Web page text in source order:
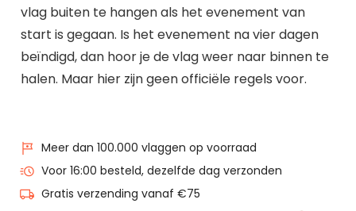
vlag buiten te hangen als het evenement van
start is gegaan. Is het evenement na vier dagen
beïndigd, dan hoor je de vlag weer naar binnen te
halen. Maar hier zijn geen officiële regels voor.
Meer dan 100.000 vlaggen op voorraad
Voor 16:00 besteld, dezelfde dag verzonden
Gratis verzending vanaf €75